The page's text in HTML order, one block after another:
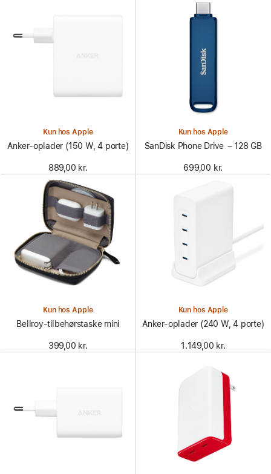
Kun hos Apple
Anker-oplader (150 W, 4 porte)
889,00 kr.
Kun hos Apple
SanDisk Phone Drive – 128 GB
699,00 kr.
Kun hos Apple
Bellroy-tilbehørstaske mini
399,00 kr.
Kun hos Apple
Anker-oplader (240 W, 4 porte)
1.149,00 kr.